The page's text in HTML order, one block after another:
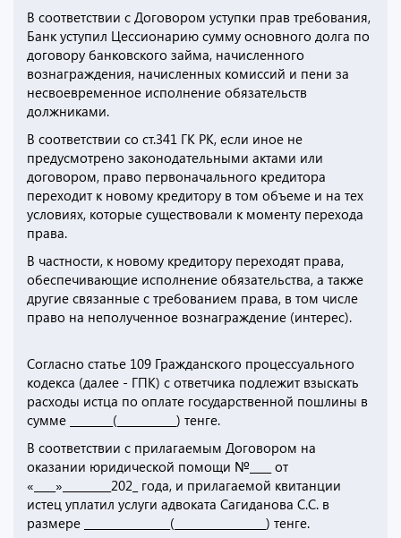
В соответствии с Договором уступки прав требования,
Банк уступил Цессионарию сумму основного долга по
договору банковского займа, начисленного
вознаграждения, начисленных комиссий и пени за
несвоевременное исполнение обязательств
должниками.
В соответствии со ст.341 ГК РК, если иное не
предусмотрено законодательными актами или
договором, право первоначального кредитора
переходит к новому кредитору в том объеме и на тех
условиях, которые существовали к моменту перехода
права.
В частности, к новому кредитору переходят права,
обеспечивающие исполнение обязательства, а также
другие связанные с требованием права, в том числе
право на неполученное вознаграждение (интерес).
Согласно статье 109 Гражданского процессуального
кодекса (далее - ГПК) с ответчика подлежит взыскать
расходы истца по оплате государственной пошлины в
сумме ________(___________) тенге.
В соответствии с прилагаемым Договором на
оказании юридической помощи №____ от
«____»_________202_ года, и прилагаемой квитанции
истец уплатил услуги адвоката Сагиданова С.С. в
размере ________________(_________________) тенге.